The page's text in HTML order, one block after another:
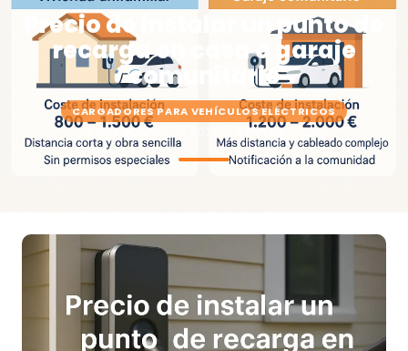
Precio de instalar un punto de
recarga en casa o garaje
comunitario
CARGADORES PARA VEHÍCULOS ELÉCTRICOS
📅 1 de octubre de 2025
⏱ 8 min de lectura